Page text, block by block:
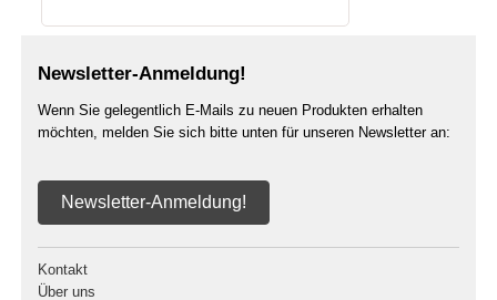
Newsletter-Anmeldung!
Wenn Sie gelegentlich E-Mails zu neuen Produkten erhalten
möchten, melden Sie sich bitte unten für unseren Newsletter an:
Newsletter-Anmeldung!
Kontakt
Über uns